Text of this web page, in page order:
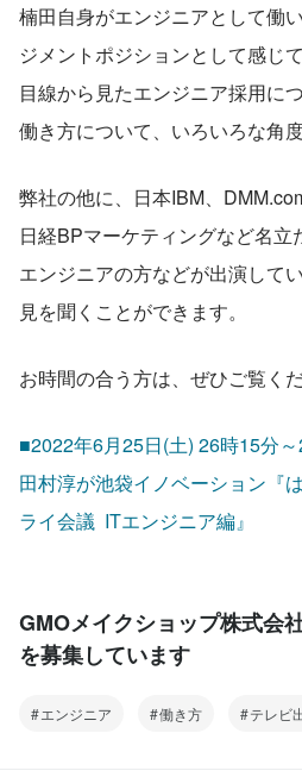
楠田自身がエンジニアとして働
ジメントポジションとして感じ
目線から見たエンジニア採用に
働き方について、いろいろな角
弊社の他に、日本IBM、
日経BPマーケティングなど名
エンジニアの方などが出演して
見を聞くことができます。
お時間の合う方は、ぜひご覧く
■2022年6月25日(土) 26時15分
田村淳が池袋イノベーション『
ライ会議  ITエンジニア編』
GMOメイクショップ株式会
を募集しています
エンジニア 働き方 テレビ